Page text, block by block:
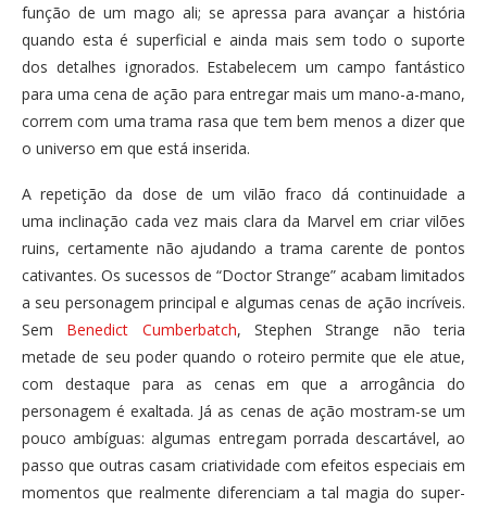
função de um mago ali; se apressa para avançar a história
quando esta é superficial e ainda mais sem todo o suporte
dos detalhes ignorados. Estabelecem um campo fantástico
para uma cena de ação para entregar mais um mano-a-mano,
correm com uma trama rasa que tem bem menos a dizer que
o universo em que está inserida.
A repetição da dose de um vilão fraco dá continuidade a
uma inclinação cada vez mais clara da Marvel em criar vilões
ruins, certamente não ajudando a trama carente de pontos
cativantes. Os sucessos de “Doctor Strange” acabam limitados
a seu personagem principal e algumas cenas de ação incríveis.
Sem Benedict Cumberbatch, Stephen Strange não teria
metade de seu poder quando o roteiro permite que ele atue,
com destaque para as cenas em que a arrogância do
personagem é exaltada. Já as cenas de ação mostram-se um
pouco ambíguas: algumas entregam porrada descartável, ao
passo que outras casam criatividade com efeitos especiais em
momentos que realmente diferenciam a tal magia do super-